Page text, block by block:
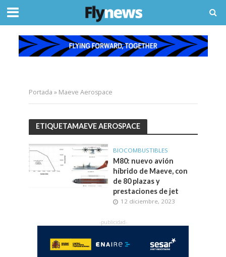
Portada » Maeve Aerospace
ETIQUETAMAEVE AEROSPACE
BIOCOMBUSTIBLES
M80: nuevo avión
híbrido de Maeve, con
de 80 plazas y
prestaciones de jet
12 diciembre, 2023